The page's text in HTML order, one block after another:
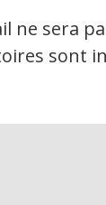
ne sera
sont